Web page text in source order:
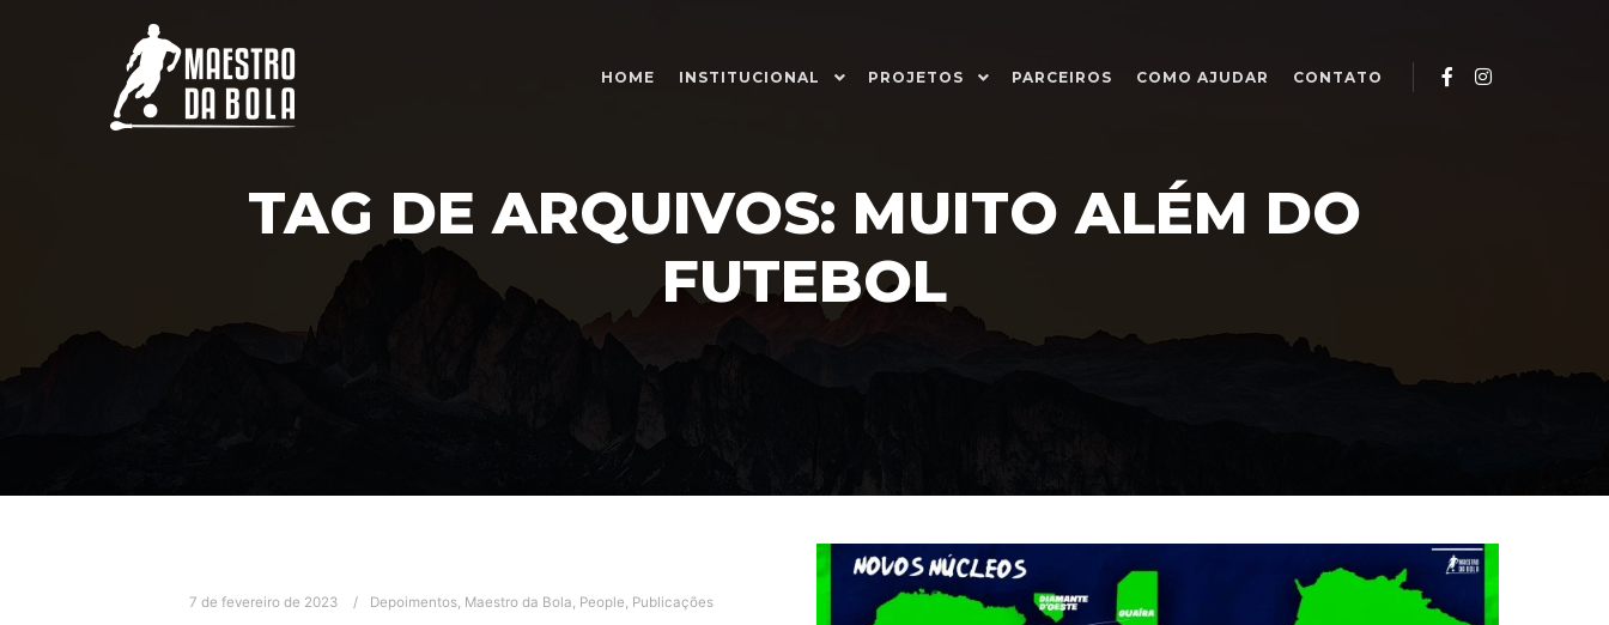
HOME INSTITUCIONAL PROJETOS PARCEIROS COMO AJUDAR CONTATO
TAG DE ARQUIVOS: MUITO ALÉM DO
FUTEBOL
7 de fevereiro de 2023 Depoimentos, Maestro da Bola, People, Publicações